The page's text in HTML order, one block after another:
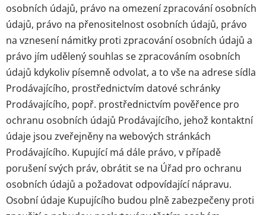
osobních údajů, právo na omezení zpracování osobních
údajů, právo na přenositelnost osobních údajů, právo
na vznesení námitky proti zpracování osobních údajů a
právo jím udělený souhlas se zpracováním osobních
údajů kdykoliv písemně odvolat, a to vše na adrese sídla
Prodávajícího, prostřednictvím datové schránky
Prodávajícího, popř. prostřednictvím pověřence pro
ochranu osobních údajů Prodávajícího, jehož kontaktní
údaje jsou zveřejněny na webových stránkách
Prodávajícího. Kupující má dále právo, v případě
porušení svých práv, obrátit se na Úřad pro ochranu
osobních údajů a požadovat odpovídající nápravu.
Osobní údaje Kupujícího budou plně zabezpečeny proti